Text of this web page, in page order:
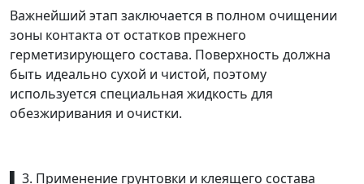
Важнейший этап заключается в полном очищении
зоны контакта от остатков прежнего
герметизирующего состава. Поверхность должна
быть идеально сухой и чистой, поэтому
используется специальная жидкость для
обезжиривания и очистки.
▌ 3. Применение грунтовки и клеящего состава